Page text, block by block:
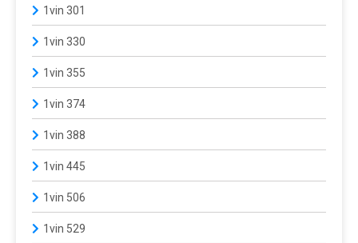
1vin 301
1vin 330
1vin 355
1vin 374
1vin 388
1vin 445
1vin 506
1vin 529